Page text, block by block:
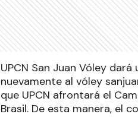
UPCN San Juan Vóley
nuevamente al vóley
que UPCN afrontará el
Brasil. De esta manera, el